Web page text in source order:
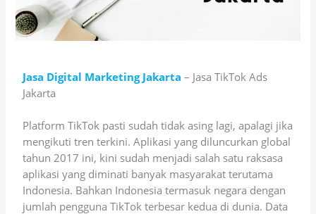
Jasa Digital Marketing Jakarta – Jasa TikTok Ads
Jakarta
Platform TikTok pasti sudah tidak asing lagi, apalagi jika
mengikuti tren terkini. Aplikasi yang diluncurkan global
tahun 2017 ini, kini sudah menjadi salah satu raksasa
aplikasi yang diminati banyak masyarakat terutama
Indonesia. Bahkan Indonesia termasuk negara dengan
jumlah pengguna TikTok terbesar kedua di dunia. Data